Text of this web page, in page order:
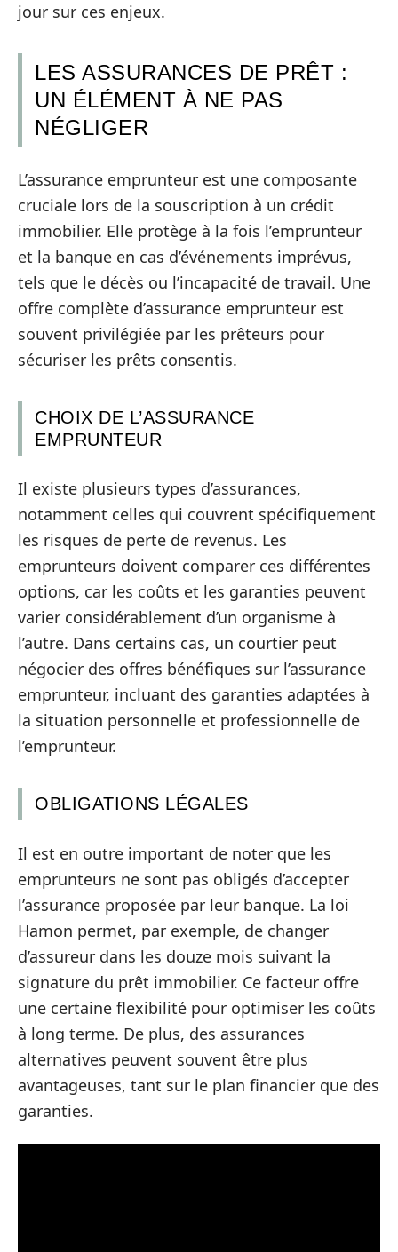
jour sur ces enjeux.
LES ASSURANCES DE PRÊT :
UN ÉLÉMENT À NE PAS
NÉGLIGER
L’assurance emprunteur est une composante
cruciale lors de la souscription à un crédit
immobilier. Elle protège à la fois l’emprunteur
et la banque en cas d’événements imprévus,
tels que le décès ou l’incapacité de travail. Une
offre complète d’assurance emprunteur est
souvent privilégiée par les prêteurs pour
sécuriser les prêts consentis.
CHOIX DE L’ASSURANCE
EMPRUNTEUR
Il existe plusieurs types d’assurances,
notamment celles qui couvrent spécifiquement
les risques de perte de revenus. Les
emprunteurs doivent comparer ces différentes
options, car les coûts et les garanties peuvent
varier considérablement d’un organisme à
l’autre. Dans certains cas, un courtier peut
négocier des offres bénéfiques sur l’assurance
emprunteur, incluant des garanties adaptées à
la situation personnelle et professionnelle de
l’emprunteur.
OBLIGATIONS LÉGALES
Il est en outre important de noter que les
emprunteurs ne sont pas obligés d’accepter
l’assurance proposée par leur banque. La loi
Hamon permet, par exemple, de changer
d’assureur dans les douze mois suivant la
signature du prêt immobilier. Ce facteur offre
une certaine flexibilité pour optimiser les coûts
à long terme. De plus, des assurances
alternatives peuvent souvent être plus
avantageuses, tant sur le plan financier que des
garanties.